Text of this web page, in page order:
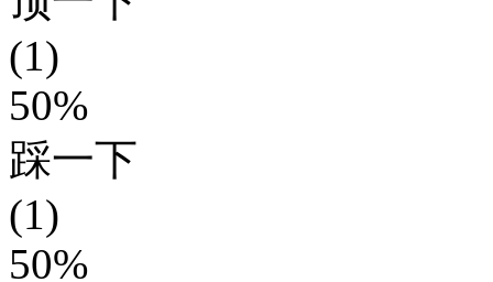
(1)
50%
踩一下
(1)
50%